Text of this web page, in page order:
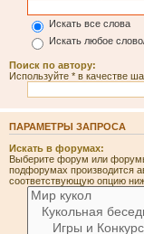
Искать все слова
Искать любое
Поиск по автору:
Используйте * в качестве
ПАРАМЕТРЫ ЗАПРОСА
Искать в форумах:
Выберите форум или
подфорумах производится
соответствующую опцию